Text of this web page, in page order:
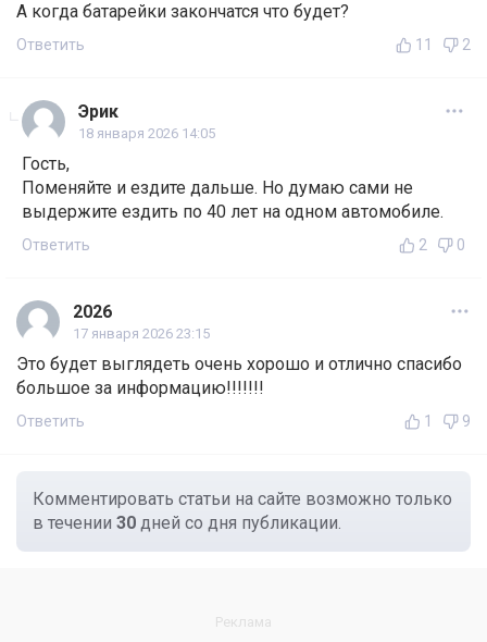
А когда батарейки закончатся что будет?
Ответить 11 2
Эрик
18 января 2026 14:05
Гость,
Поменяйте и ездите дальше. Но думаю сами не
выдержите ездить по 40 лет на одном автомобиле.
Ответить 2 0
2026
17 января 2026 23:15
Это будет выглядеть очень хорошо и отлично спасибо
большое за информацию!!!!!!!
Ответить 1 9
Комментировать статьи на сайте возможно только
в течении 30 дней со дня публикации.